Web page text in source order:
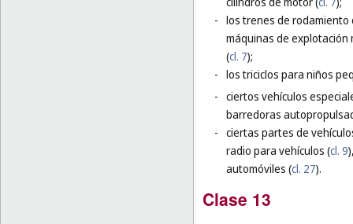
- los trenes de rodamiento
máquinas de explotación
(cl. 7);
- los triciclos para niños
- ciertos vehículos
barredoras
- ciertas partes de
radio para vehículos (cl. 9
automóviles (cl. 27).
Clase 13